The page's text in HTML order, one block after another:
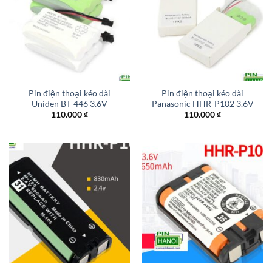
Pin điện thoại kéo dài
Uniden BT-446 3.6V
110.000₫
Pin điện thoại kéo dài
Panasonic HHR-P102 3.6V
110.000₫